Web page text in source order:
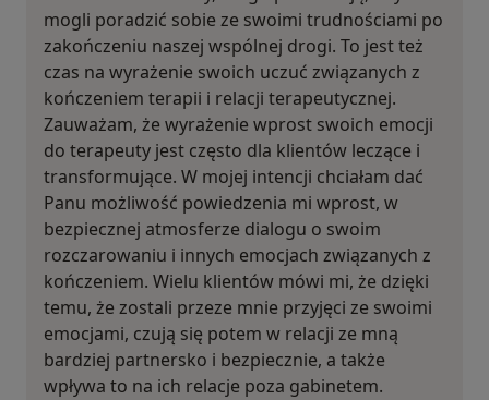
mogli poradzić sobie ze swoimi trudnościami po
zakończeniu naszej wspólnej drogi. To jest też
czas na wyrażenie swoich uczuć związanych z
kończeniem terapii i relacji terapeutycznej.
Zauważam, że wyrażenie wprost swoich emocji
do terapeuty jest często dla klientów leczące i
transformujące. W mojej intencji chciałam dać
Panu możliwość powiedzenia mi wprost, w
bezpiecznej atmosferze dialogu o swoim
rozczarowaniu i innych emocjach związanych z
kończeniem. Wielu klientów mówi mi, że dzięki
temu, że zostali przeze mnie przyjęci ze swoimi
emocjami, czują się potem w relacji ze mną
bardziej partnersko i bezpiecznie, a także
wpływa to na ich relacje poza gabinetem.